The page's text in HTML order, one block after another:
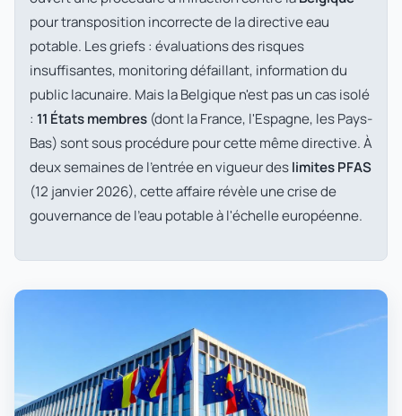
pour transposition incorrecte de la directive eau
potable. Les griefs : évaluations des risques
insuffisantes, monitoring défaillant, information du
public lacunaire. Mais la Belgique n'est pas un cas isolé
: 11 États membres (dont la France, l'Espagne, les Pays-
Bas) sont sous procédure pour cette même directive. À
deux semaines de l'entrée en vigueur deslimites PFAS
(12 janvier 2026), cette affaire révèle une crise de
gouvernance de l'eau potable à l'échelle européenne.